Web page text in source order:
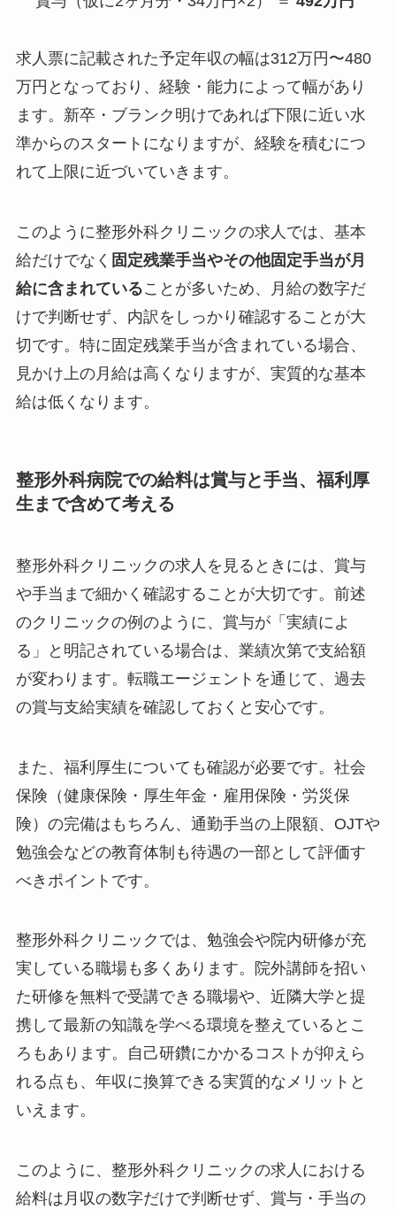
求人票に記載された予定年収の幅は312万円〜480
万円となっており、経験・能力によって幅があり
ます。新卒・ブランク明けであれば下限に近い水
準からのスタートになりますが、経験を積むにつ
れて上限に近づいていきます。
このように整形外科クリニックの求人では、基本
給だけでなく 固定残業手当やその他固定手当が月
給に含まれていることが多いため、月給の数字だ
けで判断せず、内訳をしっかり確認することが大
切です。特に固定残業手当が含まれている場合、
見かけ上の月給は高くなりますが、実質的な基本
給は低くなります。
整形外科病院での給料は賞与と手当、福利厚
生まで含めて考える
整形外科クリニックの求人を見るときには、賞与
や手当まで細かく確認することが大切です。前述
のクリニックの例のように、賞与が「実績によ
る」と明記されている場合は、業績次第で支給額
が変わります。転職エージェントを通じて、過去
の賞与支給実績を確認しておくと安心です。
また、福利厚生についても確認が必要です。社会
保険（健康保険・厚生年金・雇用保険・労災保
険）の完備はもちろん、通勤手当の上限額、OJTや
勉強会などの教育体制も待遇の一部として評価す
べきポイントです。
整形外科クリニックでは、勉強会や院内研修が充
実している職場も多くあります。院外講師を招い
た研修を無料で受講できる職場や、近隣大学と提
携して最新の知識を学べる環境を整えているとこ
ろもあります。自己研鑽にかかるコストが抑えら
れる点も、年収に換算できる実質的なメリットと
いえます。
このように、整形外科クリニックの求人における
給料は月収の数字だけで判断せず、賞与・手当の